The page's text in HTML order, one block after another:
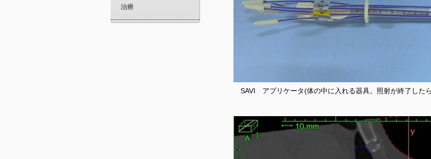
治療
SAVI アプリケータ(体の中に入れる器具。照射が終了した